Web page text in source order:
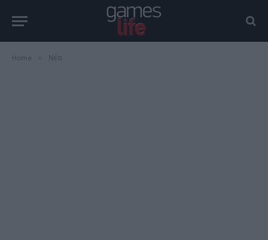
Home Νέα